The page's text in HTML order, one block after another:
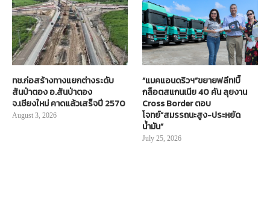
ทช.ก่อสร้างทางแยกต่างระดับ
สันป่าตอง อ.สันป่าตอง
จ.เชียงใหม่ คาดแล้วเสร็จปี 2570
August 3, 2026
“แมคแอนดริวฯ”ขยายฟลีท!บิ๊
กล็อตสแกนเนีย 40 คัน ลุยงาน
Cross Border ตอบ
โจทย์“สมรรถนะสูง-ประหยัด
น้ำมัน”
July 25, 2026